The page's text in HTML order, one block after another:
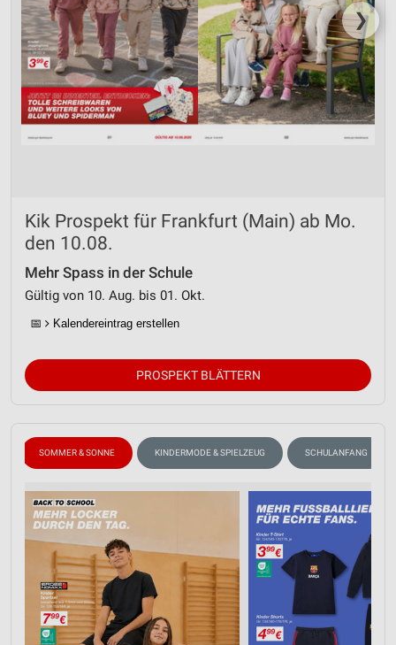
❯
Kik Prospekt für Frankfurt (Main) ab Mo.
den 10.08.
Mehr Spass in der Schule
Gültig von 10. Aug. bis 01. Okt.
📅 Kalendereintrag erstellen
PROSPEKT BLÄTTERN
SOMMER & SONNE KINDERMODE & SPIELZEUG SCHULANFANG